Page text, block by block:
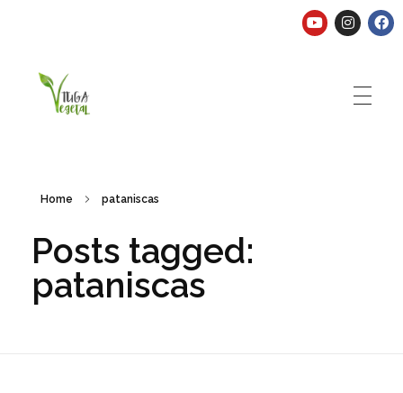
Home pataniscas
Posts tagged:
pataniscas